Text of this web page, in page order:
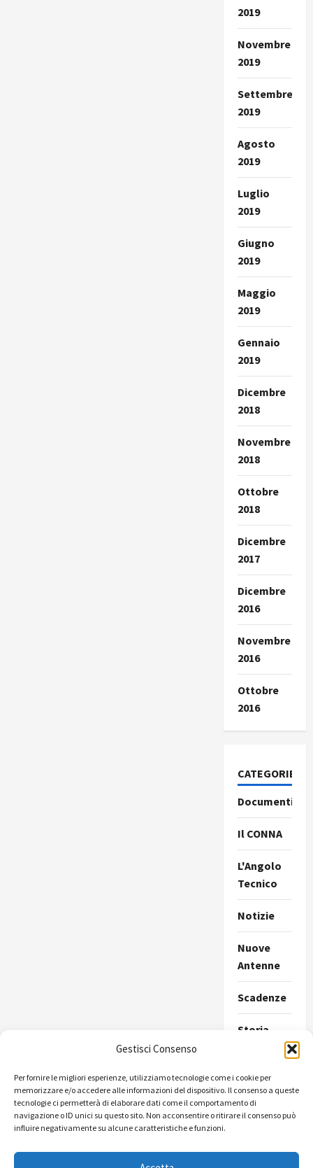
Gestisci Consenso
Per fornire le migliori esperienze, utilizziamo tecnologie come i cookie per
memorizzare e/o accedere alle informazioni del dispositivo. Il consenso a queste
tecnologie ci permetterà di elaborare dati come il comportamento di
navigazione o ID unici su questo sito. Non acconsentire o ritirare il consenso può
influire negativamente su alcune caratteristiche e funzioni.
2019
Novembre
2019
Settembre
2019
Agosto
2019
Luglio
2019
Giugno
2019
Maggio
2019
Gennaio
2019
Dicembre
2018
Novembre
2018
Ottobre
2018
Dicembre
2017
Dicembre
2016
Novembre
2016
Ottobre
2016
CATEGORIE
Documenti
Il CONNA
L'Angolo
Tecnico
Notizie
Nuove
Antenne
Scadenze
Storia
Ultimissime